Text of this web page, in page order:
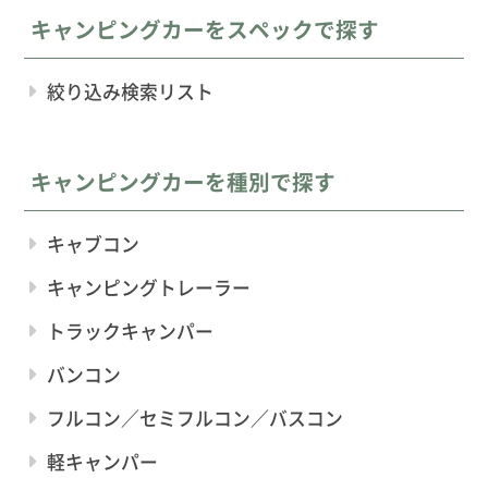
キャンピングカーをスペックで探す
絞り込み検索リスト
キャンピングカーを種別で探す
キャブコン
キャンピングトレーラー
トラックキャンパー
バンコン
フルコン／セミフルコン／バスコン
軽キャンパー